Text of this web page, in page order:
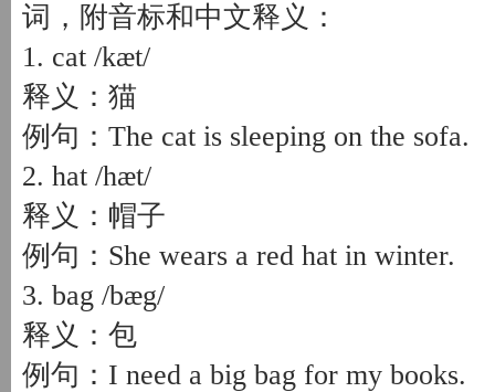
词，附音标和中文释义：
1. cat /kæt/
释义：猫
例句：The cat is sleeping on the sofa.
2. hat /hæt/
释义：帽子
例句：She wears a red hat in winter.
3. bag /bæg/
释义：包
例句：I need a big bag for my books.